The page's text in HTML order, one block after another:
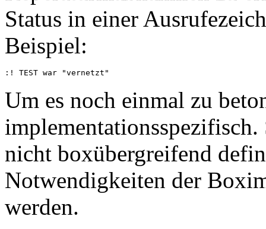
Status in einer
Beispiel:
Um es noch einmal zu
nicht boxübergreifend
Notwendigkeiten der
werden.